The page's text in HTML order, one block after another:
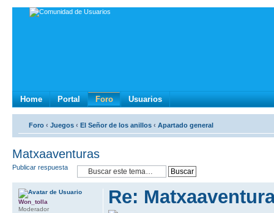
Home Portal Foro Usuarios
Foro ‹ Juegos ‹ El Señor de los anillos ‹ Apartado general
Matxaaventuras
Publicar respuesta
Re:
Won_tolla
Moderador